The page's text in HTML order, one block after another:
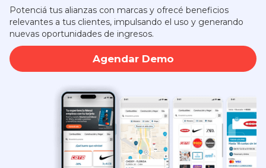
Potenciá tus alianzas con marcas y ofrecé beneficios
relevantes a tus clientes, impulsando el uso y generando
nuevas oportunidades de ingresos.
Agendar Demo